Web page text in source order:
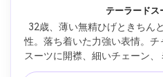
テーラードス
32歳、薄い無精ひげときちん
性。落ち着いた力強い表情。
スーツに開襟、細いチェーン、
ムライトとソフトなキーライ